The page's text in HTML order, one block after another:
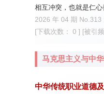
相互冲突，也就是仁
据，“兼相爱”本身就
理。由于在古代，义
2026 年 04 期 No.313
[下载次数： 0 ] [被引
马克思主义与中
中华传统职业道德